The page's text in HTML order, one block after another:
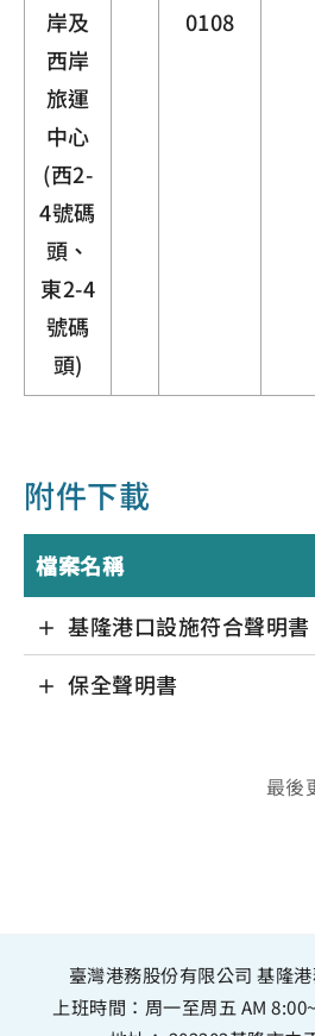
岸及
西岸
旅運
中心
(西2-
4號碼
頭、
東2-4
號碼
頭)
0108
附件下載
檔案名稱
基隆港口設施符合聲明書
保全聲明書
最後
臺灣港務股份有限公司 基隆
上班時間：周一至周五 AM